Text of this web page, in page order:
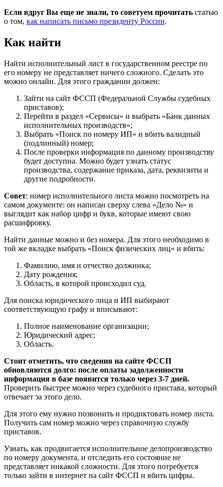
Если вдруг Вы еще не знали, то советуем прочитать статью
о том, как написать письмо президенту России.
Как найти
Найти исполнительный лист в государственном реестре по
его номеру не представляет ничего сложного. Сделать это
можно онлайн. Для этого гражданин должен:
Зайти на сайт ФССП (Федеральной Службы судебных
приставов);
Перейти в раздел «Сервисы» и выбрать «Банк данных
исполнительных производств»;
Выбрать «Поиск по номеру ИП» и вбить валидный
(подлинный) номер;
После проверки информация по данному производству
будет доступна. Можно будет узнать статус
производства, содержание приказа, дата, реквизиты и
другие подробности.
Совет: номер исполнительного листа можно посмотреть на
самом документе: он написан сверху слева «Дело №» и
выглядит как набор цифр и букв, которые имеют свою
расшифровку.
Найти данные можно и без номера. Для этого необходимо в
той же вкладке выбрать «Поиск физических лиц» и вбить:
Фамилию, имя и отчество должника;
Дату рождения;
Область, в которой происходил суд.
Для поиска юридического лица и ИП выбирают
соответствующую графу и вписывают:
Полное наименование организации;
Юридический адрес;
Область.
Стоит отметить, что сведения на сайте ФССП
обновляются долго: после оплаты задолженности
информация в базе появится только через 3-7 дней.
Проверить быстрее можно через судебного пристава, который
отвечает за этого дело.
Для этого ему нужно позвонить и продиктовать номер листа.
Получить сам номер можно через справочную службу
приставов.
Узнать, как продвигается исполнительное делопроизводство
по номеру документа, и отследить его состояние не
представляет никакой сложности. Для этого потребуется
только зайти в интернет на сайт ФССП и вбить цифры.